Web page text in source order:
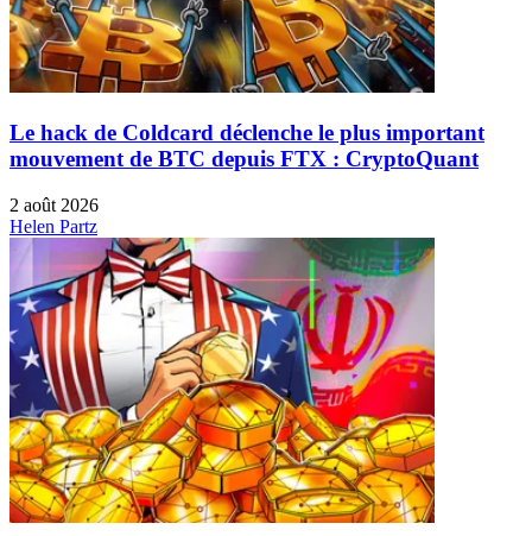
Le hack de Coldcard déclenche le plus important
mouvement de BTC depuis FTX : CryptoQuant
2 août 2026
Helen Partz